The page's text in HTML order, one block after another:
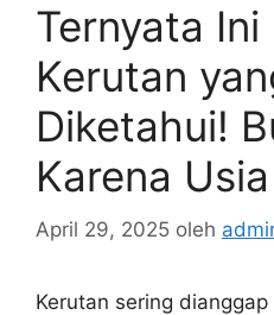
Ternyata
Kerutan
Diketahui!
Karena
April 29, 2025 oleh
Kerutan sering